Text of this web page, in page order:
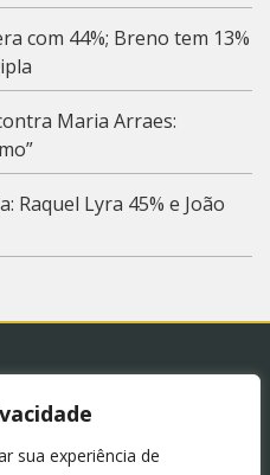
sua experiência de
com 44%; Breno tem 13%
Maria Arraes:
Raquel Lyra 45% e João